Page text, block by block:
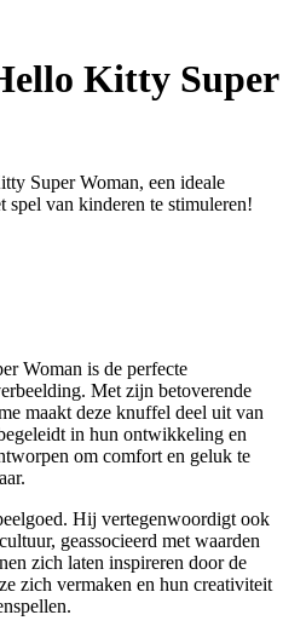
Kitty Super
Super Woman, een ideale
spel van kinderen te stimuleren!
Woman is de perfecte
Met zijn betoverende
maakt deze knuffel deel uit van
in hun ontwikkeling en
om comfort en geluk te
Hij vertegenwoordigt ook
geassocieerd met waarden
zich laten inspireren door de
zich vermaken en hun creativiteit